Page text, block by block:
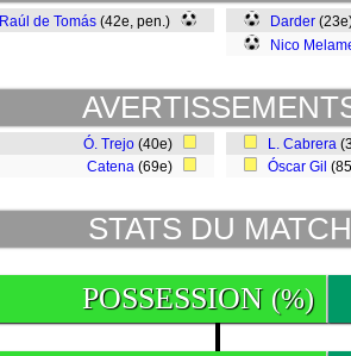
Raúl de Tomás (42e, pen.) Darder
Nico
Ó. Trejo (40e)
Catena (69e)
L. Cabrera
Óscar Gil
STATS DU MATCH
POSSESSION (%)